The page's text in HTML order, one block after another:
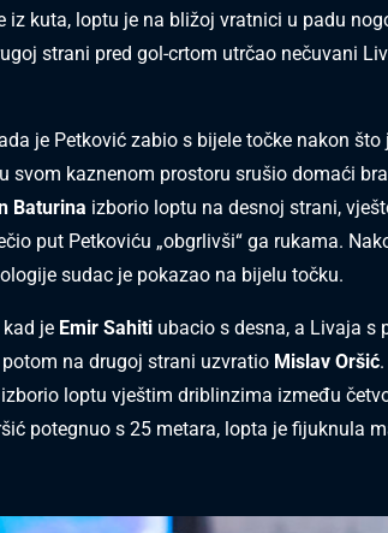
iz kuta, loptu je na bližoj vratnici u padu
strani pred gol-crtom utrčao nečuvani
je Petković zabio s bijele točke nakon što
svom kaznenom prostoru srušio domaći
Baturina izborio loptu na desnoj strani,
put Petkoviću „obgrlivši“ ga rukama.
sudac je pokazao na bijelu točku.
je Emir Sahiti ubacio s desna, a Livaja s
na drugoj strani uzvratio Mislav Oršić
loptu vještim driblinzima između
potegnuo s 25 metara, lopta je fijuknula